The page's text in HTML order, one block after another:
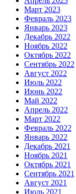
Март 2023
Февраль 2023
Январь 2023
Декабрь 2022
Ноябрь 2022
Октябрь 2022
Сентябрь 2022
Август 2022
Июль 2022
Июнь 2022
Май 2022
Апрель 2022
Март 2022
Февраль 2022
Январь 2022
Декабрь 2021
Ноябрь 2021
Октябрь 2021
Сентябрь 2021
Август 2021
Июль 2021